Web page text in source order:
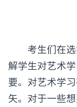
考生们在选
解学生对艺术
要。对艺术学
矢。对于一些